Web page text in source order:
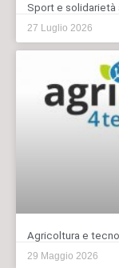
Sport e solidarietà
27 Luglio 2026
Agricoltura e
29 Maggio 2026